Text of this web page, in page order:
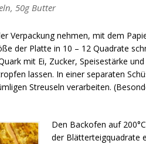
50g Butter
Verpackung nehmen, mit dem
der Platte in 10 – 12 Quadrate
mit Ei, Zucker, Speisestärke
lassen. In einer separaten
Streuseln verarbeiten.
Den Backofen auf
der Blätterteigquadrate